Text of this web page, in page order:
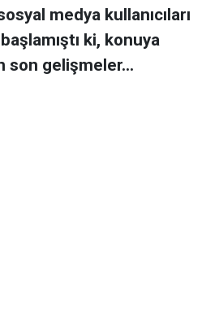
medya kullanıcıları
ki, konuya
son gelişmeler...